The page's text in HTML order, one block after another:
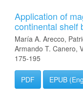
Application of
continental shelf
María A. Arecco,
Armando T. Canero,
175-195
PDF EPUB